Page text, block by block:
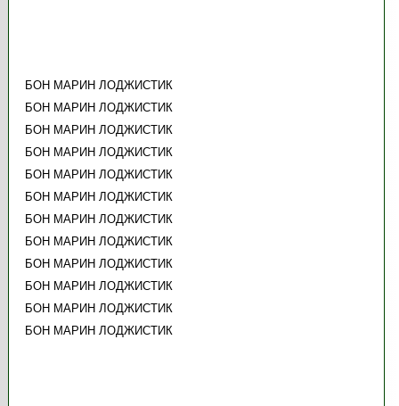
БОН МАРИН ЛОДЖИСТИК
БОН МАРИН ЛОДЖИСТИК
БОН МАРИН ЛОДЖИСТИК
БОН МАРИН ЛОДЖИСТИК
БОН МАРИН ЛОДЖИСТИК
БОН МАРИН ЛОДЖИСТИК
БОН МАРИН ЛОДЖИСТИК
БОН МАРИН ЛОДЖИСТИК
БОН МАРИН ЛОДЖИСТИК
БОН МАРИН ЛОДЖИСТИК
БОН МАРИН ЛОДЖИСТИК
БОН МАРИН ЛОДЖИСТИК